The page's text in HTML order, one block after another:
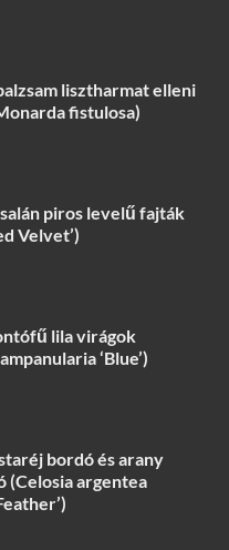
lisztharmat elleni
fistulosa)
piros levelű fajták
Velvet’)
lila virágok
‘Blue’)
bordó és arany
(Celosia argentea